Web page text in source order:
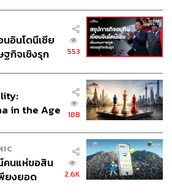
อินโดนีเซีย
ฐกิจเชิงรุก
553
in the Age
188
คนแห่ขอสิน
พียงยอด
2.6K